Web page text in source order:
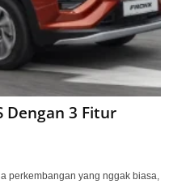
Dengan 3 Fitur
perkembangan yang nggak biasa,